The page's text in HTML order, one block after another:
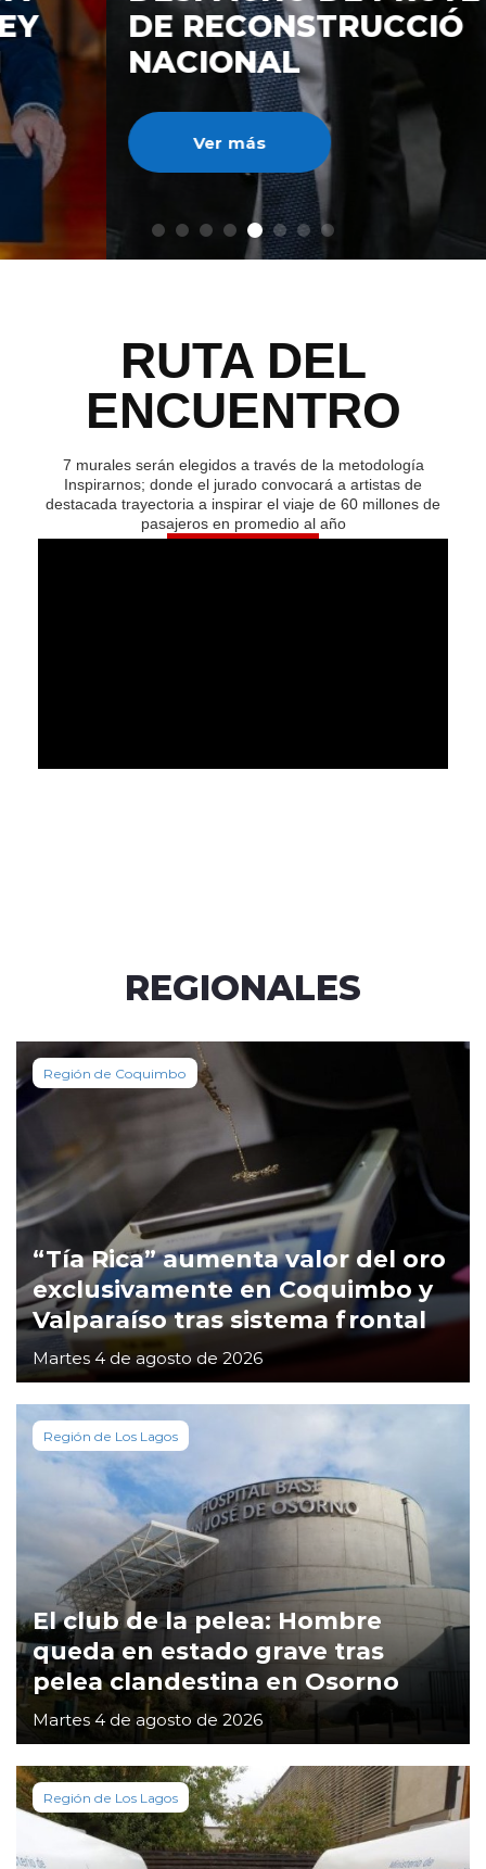
DE RECONSTRUCCIÓ
NACIONAL
Ver más
RUTA DEL
ENCUENTRO
7 murales serán elegidos a través de la metodología
Inspirarnos; donde el jurado convocará a artistas de
destacada trayectoria a inspirar el viaje de 60 millones de
pasajeros en promedio al año
REGIONALES
Región de Coquimbo
“Tía Rica” aumenta valor del oro
exclusivamente en Coquimbo y
Valparaíso tras sistema frontal
Martes 4 de agosto de 2026
Región de Los Lagos
El club de la pelea: Hombre
queda en estado grave tras
pelea clandestina en Osorno
Martes 4 de agosto de 2026
Región de Los Lagos